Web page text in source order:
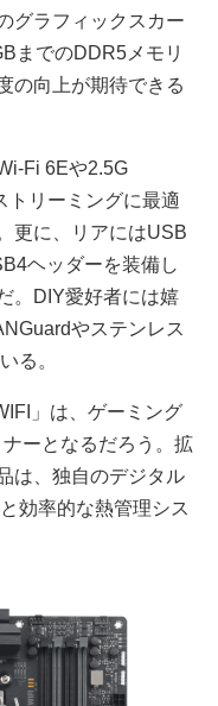
グラフィックスカー
までのDDR5メモリ
の向上が期待できる
Fi 6Eや2.5G
トリーミングに最適
更に、リアにはUSB
ヘッダーを装備し
。DIY愛好者には嬉
やステンレス
る。
」は、ゲーミング
ーとなるだろう。拡
は、独自のデジタル
効率的な熱管理シス